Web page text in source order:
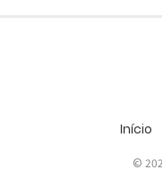
Início
©